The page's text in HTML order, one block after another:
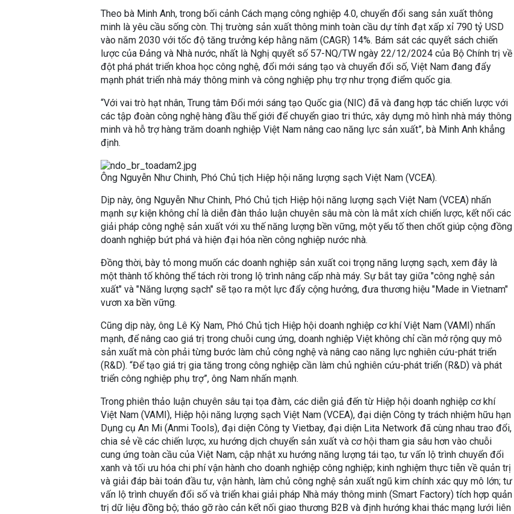
Theo bà Minh Anh, trong bối cảnh Cách mạng công nghiệp 4.0, chuyển đổi sang sản xuất thông
minh là yêu cầu sống còn. Thị trường sản xuất thông minh toàn cầu dự tính đạt xấp xỉ 790 tỷ USD
vào năm 2030 với tốc độ tăng trưởng kép hằng năm (CAGR) 14%. Bám sát các quyết sách chiến
lược của Đảng và Nhà nước, nhất là Nghị quyết số 57-NQ/TW ngày 22/12/2024 của Bộ Chính trị về
đột phá phát triển khoa học công nghệ, đổi mới sáng tạo và chuyển đổi số, Việt Nam đang đẩy
mạnh phát triển nhà máy thông minh và công nghiệp phụ trợ như trọng điểm quốc gia.
“Với vai trò hạt nhân, Trung tâm Đổi mới sáng tạo Quốc gia (NIC) đã và đang hợp tác chiến lược với
các tập đoàn công nghệ hàng đầu thế giới để chuyển giao tri thức, xây dựng mô hình nhà máy thông
minh và hỗ trợ hàng trăm doanh nghiệp Việt Nam nâng cao năng lực sản xuất”, bà Minh Anh khẳng
định.
Ông Nguyễn Như Chinh, Phó Chủ tịch Hiệp hội năng lượng sạch Việt Nam (VCEA).
Dịp này, ông Nguyễn Như Chinh, Phó Chủ tịch Hiệp hội năng lượng sạch Việt Nam (VCEA) nhấn
mạnh sự kiện không chỉ là diễn đàn thảo luận chuyên sâu mà còn là mắt xích chiến lược, kết nối các
giải pháp công nghệ sản xuất với xu thế năng lượng bền vững, một yếu tố then chốt giúp cộng đồng
doanh nghiệp bứt phá và hiện đại hóa nền công nghiệp nước nhà.
Đồng thời, bày tỏ mong muốn các doanh nghiệp sản xuất coi trọng năng lượng sạch, xem đây là
một thành tố không thể tách rời trong lộ trình nâng cấp nhà máy. Sự bắt tay giữa "công nghệ sản
xuất" và "Năng lượng sạch" sẽ tạo ra một lực đẩy cộng hưởng, đưa thương hiệu "Made in Vietnam"
vươn xa bền vững.
Cũng dịp này, ông Lê Kỳ Nam, Phó Chủ tịch Hiệp hội doanh nghiệp cơ khí Việt Nam (VAMI) nhấn
mạnh, để nâng cao giá trị trong chuỗi cung ứng, doanh nghiệp Việt không chỉ cần mở rộng quy mô
sản xuất mà còn phải từng bước làm chủ công nghệ và nâng cao năng lực nghiên cứu-phát triển
(R&D). “Để tạo giá trị gia tăng trong công nghiệp cần làm chủ nghiên cứu-phát triển (R&D) và phát
triển công nghiệp phụ trợ”, ông Nam nhấn mạnh.
Trong phiên thảo luận chuyên sâu tại tọa đàm, các diễn giả đến từ Hiệp hội doanh nghiệp cơ khí
Việt Nam (VAMI), Hiệp hội năng lượng sạch Việt Nam (VCEA), đại diện Công ty trách nhiệm hữu hạn
Dụng cụ An Mi (Anmi Tools), đại diện Công ty Vietbay, đại diện Lita Network đã cùng nhau trao đổi,
chia sẻ về các chiến lược, xu hướng dịch chuyển sản xuất và cơ hội tham gia sâu hơn vào chuỗi
cung ứng toàn cầu của Việt Nam, cập nhật xu hướng năng lượng tái tạo, tư vấn lộ trình chuyển đổi
xanh và tối ưu hóa chi phí vận hành cho doanh nghiệp công nghiệp; kinh nghiệm thực tiễn về quản trị
và giải đáp bài toán đầu tư, vận hành, làm chủ công nghệ sản xuất ngũ kim chính xác quy mô lớn; tư
vấn lộ trình chuyển đổi số và triển khai giải pháp Nhà máy thông minh (Smart Factory) tích hợp quản
trị dữ liệu đồng bộ; tháo gỡ rào cản kết nối giao thương B2B và định hướng khai thác mạng lưới liên